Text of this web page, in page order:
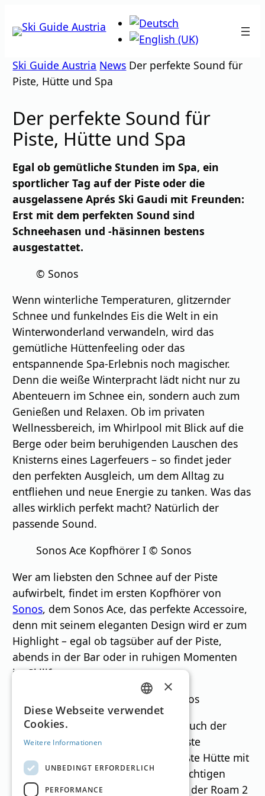
Inhalt
Ski Guide Austria News Der perfekte Sound für
Piste, Hütte und Spa
Der perfekte Sound für
Piste, Hütte und Spa
Egal ob gemütliche Stunden im Spa, ein
sportlicher Tag auf der Piste oder die
ausgelassene Aprés Ski Gaudi mit Freunden:
Erst mit dem perfekten Sound sind
Schneehasen und -häsinnen bestens
ausgestattet.
© Sonos
Wenn winterliche Temperaturen, glitzernder
Schnee und funkelndes Eis die Welt in ein
Winterwonderland verwandeln, wird das
gemütliche Hüttenfeeling oder das
entspannende Spa-Erlebnis noch magischer.
Denn die weiße Winterpracht lädt nicht nur zu
Abenteuern im Schnee ein, sondern auch zum
Genießen und Relaxen. Ob im privaten
Wellnessbereich, im Whirlpool mit Blick auf die
Berge oder beim beruhigenden Lauschen des
Knisterns eines Lagerfeuers – so findet jeder
den perfekten Ausgleich, um dem Alltag zu
entfliehen und neue Energie zu tanken. Was das
alles wirklich perfekt macht? Natürlich der
passende Sound.
Sonos Ace Kopfhörer I © Sonos
Wer am liebsten den Schnee auf der Piste
aufwirbelt, findet im ersten Kopfhörer von
Sonos, dem Sonos Ace, das perfekte Accessoire,
denn mit seinem eleganten Design wird er zum
Highlight – egal ob tagsüber auf der Piste,
abends in der Bar oder in ruhigen Momenten
im Skilift.
Sonos Move 2 Speaker I © Sonos
Genau so wie die Kopfhörer, passt auch der
kompakte Move 2 Speaker ins kleinste
Handgepäck, erfüllt jedoch die größte Hütte mit
den Lieblings-Tracks. Und wer auf richtigen
Après Ski-Sound abfährt, für den ist der Roam 2
GERMAN
×
Diese Webseite verwendet
Cookies.
Weitere Informationen
UNBEDINGT ERFORDERLICH
PERFORMANCE